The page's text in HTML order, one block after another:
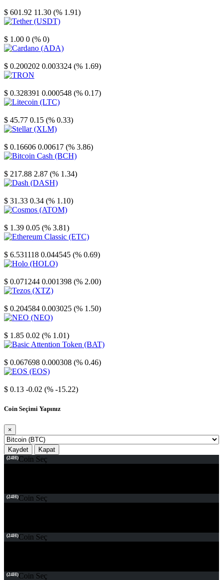
$ 601.92 11.30 (% 1.91)
$ 1.00 0 (% 0)
$ 0.200202 0.003324 (% 1.69)
$ 0.328391 0.000548 (% 0.17)
$ 45.77 0.15 (% 0.33)
$ 0.16606 0.00617 (% 3.86)
$ 217.88 2.87 (% 1.34)
$ 31.33 0.34 (% 1.10)
$ 1.39 0.05 (% 3.81)
$ 6.531118 0.044545 (% 0.69)
$ 0.071244 0.001398 (% 2.00)
$ 0.204584 0.003025 (% 1.50)
$ 1.85 0.02 (% 1.01)
$ 0.067698 0.000308 (% 0.46)
$ 0.13 -0.02 (% -15.22)
Coin Seçimi Yapınız
×
Kaydet Kapat
(24H)Coin Seç
(24H)Coin Seç
(24H)Coin Seç
(24H)Coin Seç